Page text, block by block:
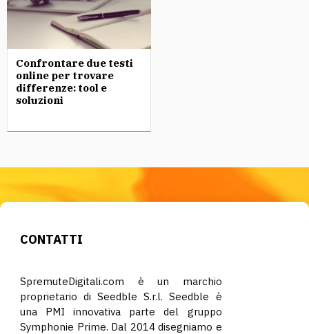
Confrontare due testi
online per trovare
differenze: tool e
soluzioni
CONTATTI
SpremuteDigitali.com è un marchio
proprietario di Seedble S.r.l. Seedble è
una PMI innovativa parte del gruppo
Symphonie Prime. Dal 2014 disegniamo e